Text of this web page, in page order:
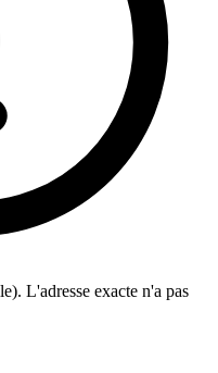
L'adresse exacte n'a pas